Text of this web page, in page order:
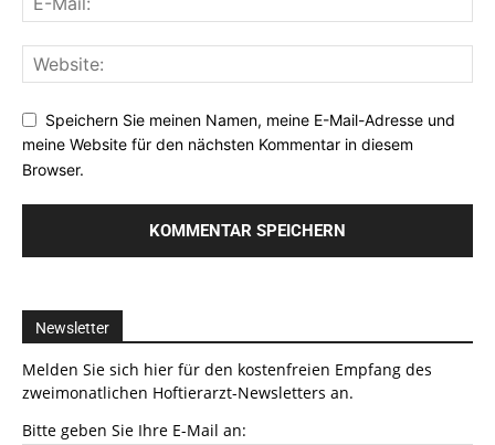
Speichern Sie meinen Namen, meine E-Mail-Adresse und
meine Website für den nächsten Kommentar in diesem
Browser.
Newsletter
Melden Sie sich hier für den kostenfreien Empfang des
zweimonatlichen Hoftierarzt-Newsletters an.
Bitte geben Sie Ihre E-Mail an: